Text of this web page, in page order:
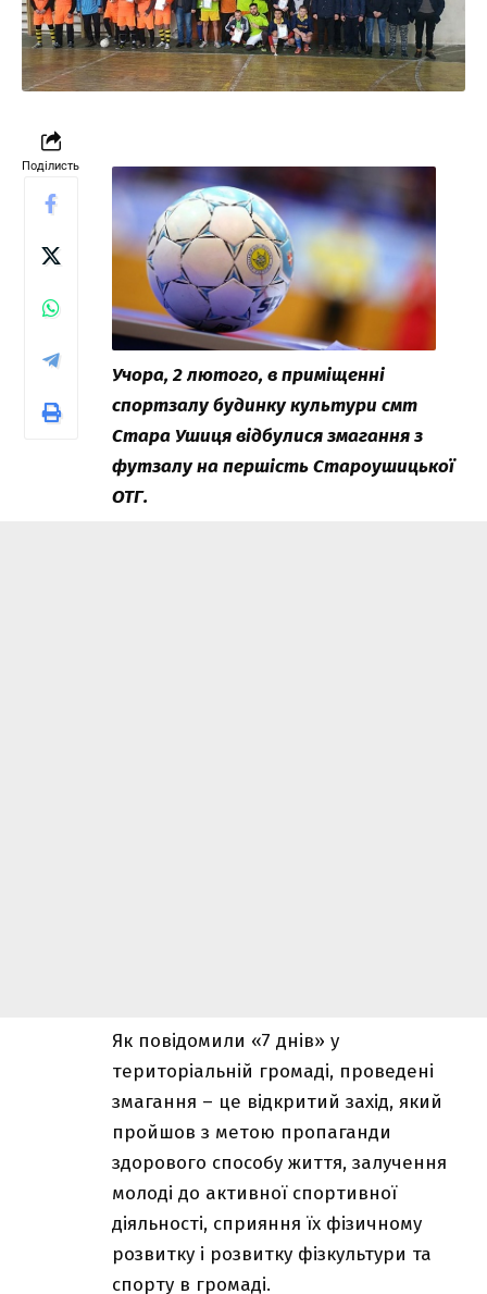
Поділисть
Учора, 2 лютого, в приміщенні
спортзалу будинку культури смт
Стара Ушиця відбулися змагання з
футзалу на першість Староушицької
ОТГ.
Як повідомили «7 днів» у
територіальній громаді, проведені
змагання – це відкритий захід, який
пройшов з метою пропаганди
здорового способу життя, залучення
молоді до активної спортивної
діяльності, сприяння їх фізичному
розвитку і розвитку фізкультури та
спорту в громаді.